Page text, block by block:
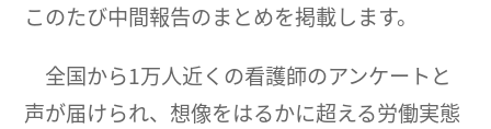
このたび中間報告のまとめを掲載します。
全国から1万人近くの看護師のアンケートと
声が届けられ、想像をはるかに超える労働実態